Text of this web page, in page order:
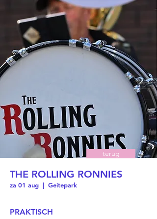
THE ROLLING RONNIES
za 01 aug
  |
Geitepark
PRAKTISCH
terug